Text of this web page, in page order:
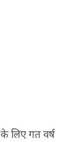
लिए गत वर्ष